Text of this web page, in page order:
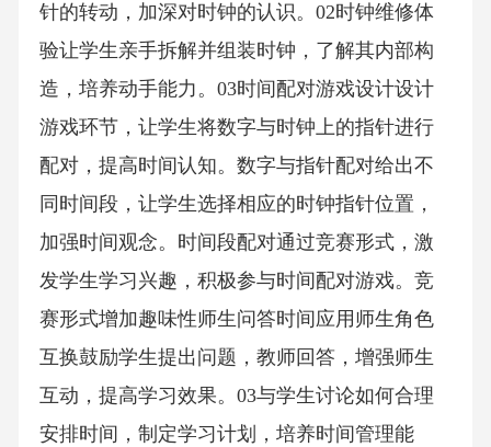
针的转动，加深对时钟的认识。02时钟维修体
验让学生亲手拆解并组装时钟，了解其内部构
造，培养动手能力。03时间配对游戏设计设计
游戏环节，让学生将数字与时钟上的指针进行
配对，提高时间认知。数字与指针配对给出不
同时间段，让学生选择相应的时钟指针位置，
加强时间观念。时间段配对通过竞赛形式，激
发学生学习兴趣，积极参与时间配对游戏。竞
赛形式增加趣味性师生问答时间应用师生角色
互换鼓励学生提出问题，教师回答，增强师生
互动，提高学习效果。03与学生讨论如何合理
安排时间，制定学习计划，培养时间管理能